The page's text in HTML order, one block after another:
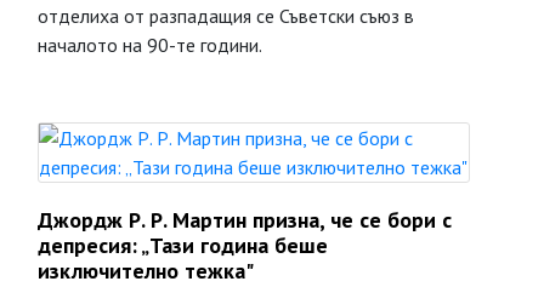
отделиха от разпадащия се Съветски съюз в
началото на 90-те години.
Джордж Р. Р. Мартин призна, че се бори с
депресия: „Тази година беше
изключително тежка"